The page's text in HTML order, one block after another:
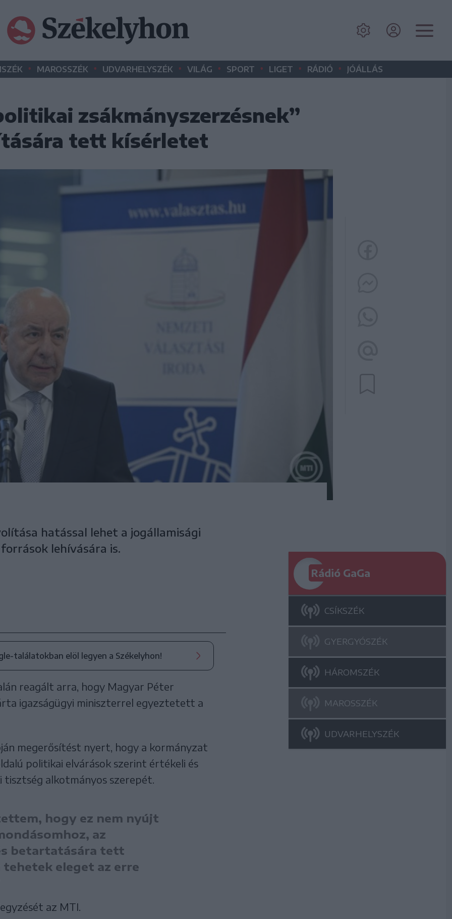
• MAROSSZÉK • UDVARHELYSZÉK • VILÁG • SPORT • LIGET • RÁDIÓ • JÓÁLLÁS
zsákmányszerzésnek”
tett kísérletet
hatással lehet a jogállamisági
lehívására is.
találatokban elöl legyen a Székelyhon!
reagált arra, hogy Magyar Péter
igazságügyi miniszterrel egyeztetett a
megerősítést nyert, hogy a kormányzat
politikai elvárások szerint értékeli és
tisztség alkotmányos szerepét.
hogy ez nem nyújt
az
betartatására tett
eleget az erre
az MTI.
Rádió GaGa
CSÍKSZÉK
GYERGYÓSZÉK
HÁROMSZÉK
MAROSSZÉK
UDVARHELYSZÉK